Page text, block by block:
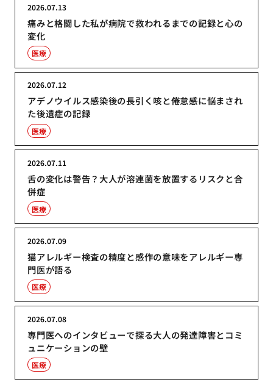
痛みと格闘した私が病院で救われるまでの記録と心の
変化
2026.07.13
医療
アデノウイルス感染後の長引く咳と倦怠感に悩まされ
た後遺症の記録
2026.07.12
医療
舌の変化は警告？大人が溶連菌を放置するリスクと合
併症
2026.07.11
医療
猫アレルギー検査の精度と感作の意味をアレルギー専
門医が語る
2026.07.09
医療
専門医へのインタビューで探る大人の発達障害とコミ
ュニケーションの壁
2026.07.08
医療